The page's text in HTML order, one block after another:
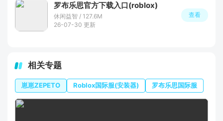
罗布乐思官方下载入口(roblox)
休闲益智 / 127.6M
26-07-30 更新
查看
相关专题
崽崽ZEPETO Roblox国际服(安装器) 罗布乐思国际服